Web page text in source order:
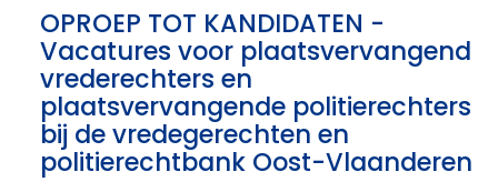
OPROEP TOT KANDIDATEN -
Vacatures voor plaatsvervangend
vrederechters en
plaatsvervangende politierechters
bij de vredegerechten en
politierechtbank Oost-Vlaanderen